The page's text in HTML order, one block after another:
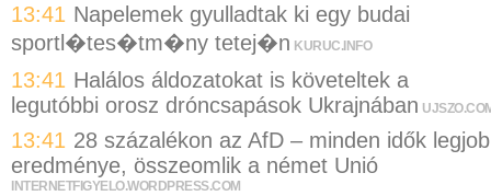
13:41 Napelemek gyulladtak ki egy budai
sportl�tes�tm�ny tetej�n KURUC.INFO
13:41 Halálos áldozatokat is követeltek a
legutóbbi orosz dróncsapások Ukrajnában
13:41 28 százalékon az AfD – minden idők
eredménye, összeomlik a német Unió
INTERNETFIGYELO.WORDPRESS.COM